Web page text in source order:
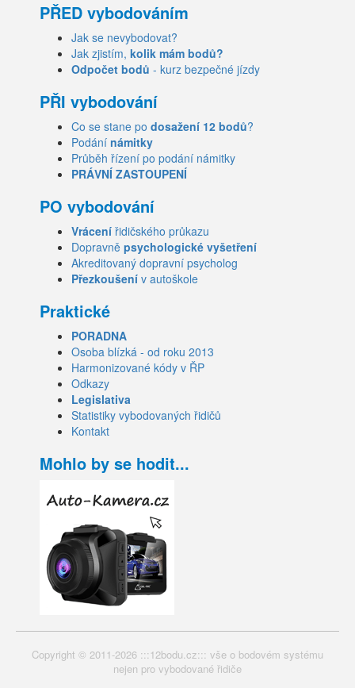
PŘED vybodováním
Jak se nevybodovat?
Jak zjistím, kolik mám bodů?
Odpočet bodů - kurz bezpečné jízdy
PŘI vybodování
Co se stane po dosažení 12 bodů?
Podání námitky
Průběh řízení po podání námitky
PRÁVNÍ ZASTOUPENÍ
PO vybodování
Vrácení řidičského průkazu
Dopravně psychologické vyšetření
Akreditovaný dopravní psycholog
Přezkoušení v autoškole
Praktické
PORADNA
Osoba blízká - od roku 2013
Harmonizované kódy v ŘP
Odkazy
Legislativa
Statistiky vybodovaných řidičů
Kontakt
Mohlo by se hodit...
Copyright © 2011-2026 :::12bodu.cz::: vše o bodovém systému
nejen pro vybodované řidiče